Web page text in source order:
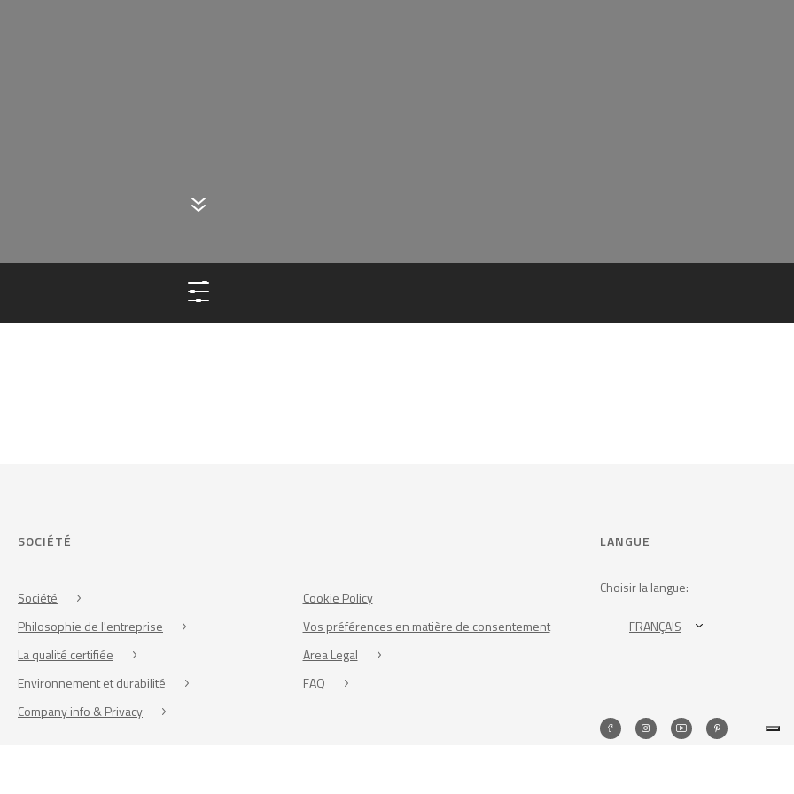
SOCIÉTÉ
Société
Philosophie de l'entreprise
La qualité certifiée
Environnement et durabilité
Company info & Privacy
Cookie Policy
Vos préférences en matière de consentement
Area Legal
FAQ
LANGUE
Choisir la langue:
FRANÇAIS